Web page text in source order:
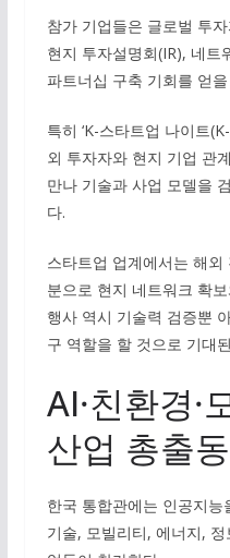
참가 기업들은 글로벌 투
현지 투자설명회(IR), 네
파트너십 구축 기회를 얻
특히 ‘K-스타트업 나이트
외 투자자와 현지 기업 관
만나 기술과 사업 모델을
다.
스타트업 업계에서는 해
분으로 현지 네트워크 확
행사 역시 기술력 검증뿐
구 역할을 할 것으로 기대
AI·친환경·
산업 총출동
한국 통합관에는 인공지
기술, 모빌리티, 에너지,